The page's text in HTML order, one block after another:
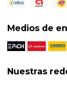
Medios de
Nuestras